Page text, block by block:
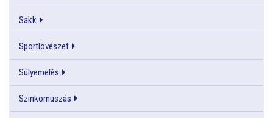
Sakk
Sportlövészet
Súlyemelés
Szinkornúszás